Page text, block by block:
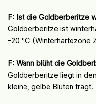
F: Ist die Goldberberitze
Goldberberitze ist
-20 °C (Winterhärtezone
F: Wann blüht die
Goldberberitze liegt in
kleine, gelbe Blüten trägt.